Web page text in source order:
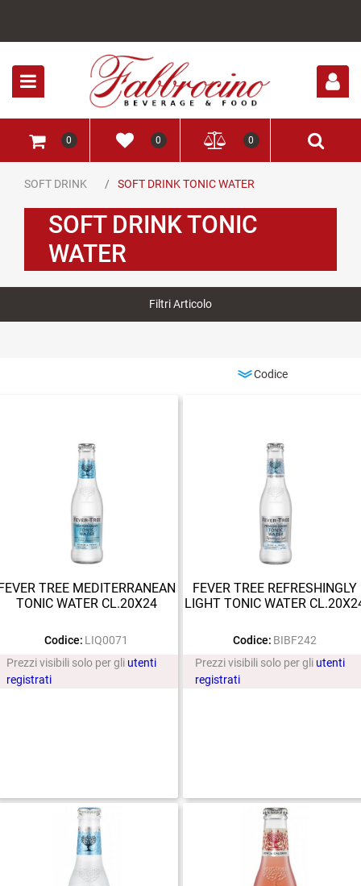
0 0 0
SOFT DRINK SOFT DRINK TONIC WATER
SOFT DRINK TONIC
WATER
Filtri Articolo
TREE MEDITERRANEAN
TONIC WATER CL.20X24
Codice: LIQ0071
Prezzi visibili solo per gli utenti
registrati
FEVER TREE REFRESHINGLY
LIGHT TONIC WATER
Codice: BIBF242
Prezzi visibili solo per gli utenti
registrati